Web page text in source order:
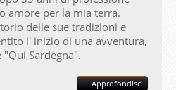
amore per la mia terra.
delle sue tradizioni e
l' inizio di una avventura,
"Qui Sardegna".
Approfondisci